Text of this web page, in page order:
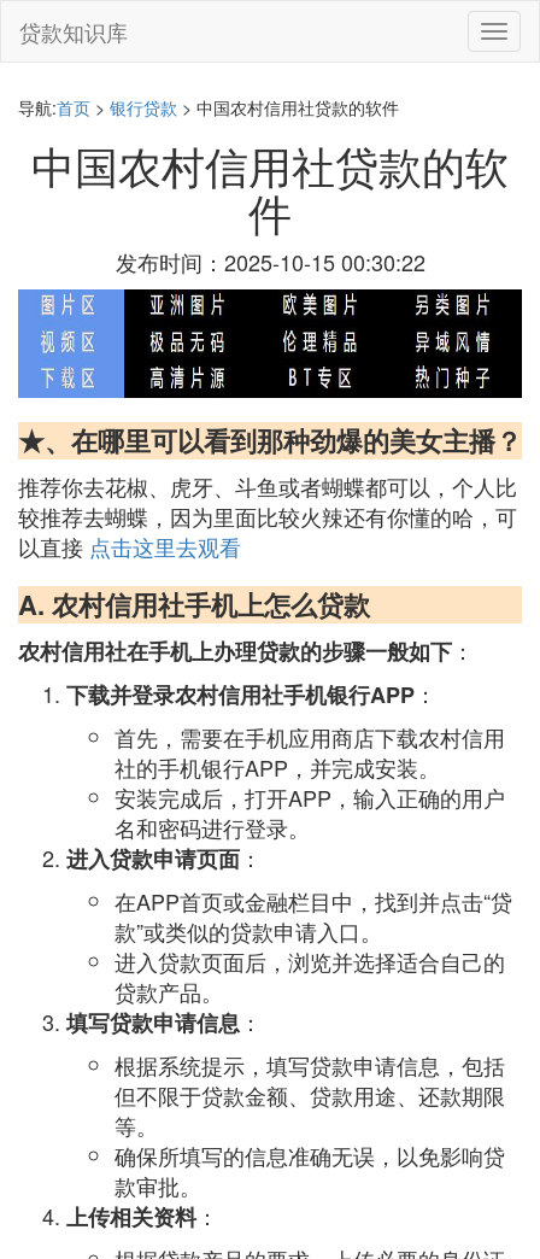
切
换
贷款知识库
导航:首页 > 银行贷款 > 中国农村信用社贷款的软件
中国农村信用社贷款的软
件
发布时间：2025-10-15 00:30:22
★、在哪里可以看到那种劲爆的美女主播？
推荐你去花椒、虎牙、斗鱼或者蝴蝶都可以，个人比
较推荐去蝴蝶，因为里面比较火辣还有你懂的哈，可
以直接 点击这里去观看
A. 农村信用社手机上怎么贷款
农村信用社在手机上办理贷款的步骤一般如下 ：
下载并登录农村信用社手机银行APP ：
首先，需要在手机应用商店下载农村信用
社的手机银行APP，并完成安装。
安装完成后，打开APP，输入正确的用户
名和密码进行登录。
进入贷款申请页面 ：
在APP首页或金融栏目中，找到并点击“贷
款”或类似的贷款申请入口。
进入贷款页面后，浏览并选择适合自己的
贷款产品。
填写贷款申请信息 ：
根据系统提示，填写贷款申请信息，包括
但不限于贷款金额、贷款用途、还款期限
等。
确保所填写的信息准确无误，以免影响贷
款审批。
上传相关资料：